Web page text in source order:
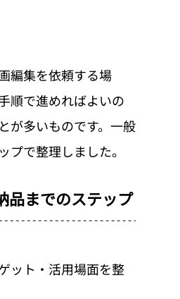
編集を依頼する場
順で進めればよいの
が多いものです。一般
プで整理しました。
品までのステップ
ット・活用場面を整